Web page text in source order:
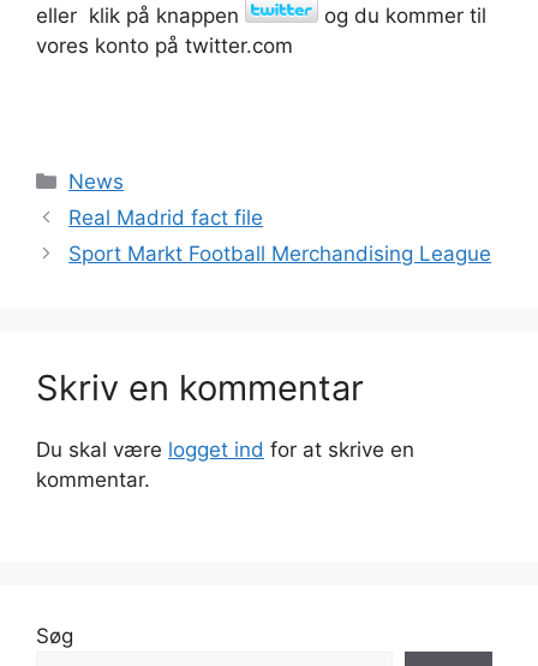
eller klik på knappen
og du kommer til
vores konto på twitter.com
Kategorier
News
Real Madrid fact file
Sport Markt Football Merchandising League
Skriv en kommentar
Du skal være logget ind for at skrive en
kommentar.
Søg